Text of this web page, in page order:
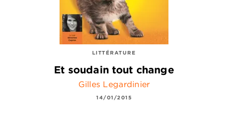
LITTÉRATURE
Et soudain tout change
Gilles Legardinier
14/01/2015